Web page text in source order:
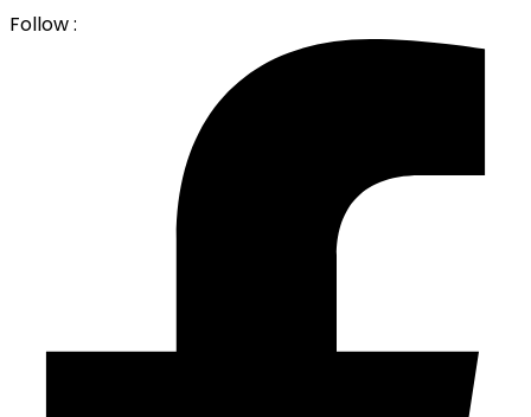
Follow :